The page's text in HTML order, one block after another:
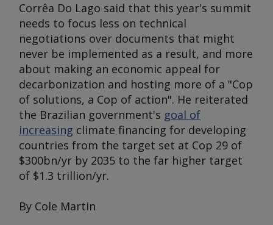
Corrêa Do Lago said that this year's summit
needs to focus less on technical
negotiations over documents that might
never be implemented as a result, and more
about making an economic appeal for
decarbonization and hosting more of a "Cop
of solutions, a Cop of action". He reiterated
the Brazilian government's goal of
increasing climate financing for developing
countries from the target set at Cop 29 of
$300bn/yr by 2035 to the far higher target
of $1.3 trillion/yr.
By Cole Martin